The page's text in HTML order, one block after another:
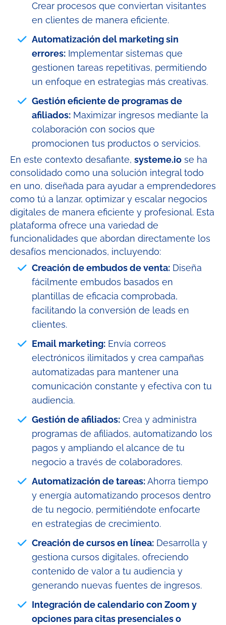
Crear procesos que conviertan visitantes
en clientes de manera eficiente.​
Automatización del marketing sin
errores: Implementar sistemas que
gestionen tareas repetitivas, permitiendo
un enfoque en estrategias más creativas.​
Gestión eficiente de programas de
afiliados: Maximizar ingresos mediante la
colaboración con socios que
promocionen tus productos o servicios.
En este contexto desafiante, systeme.io se ha
consolidado como una solución integral todo
en uno, diseñada para ayudar a emprendedores
como tú a lanzar, optimizar y escalar negocios
digitales de manera eficiente y profesional. Esta
plataforma ofrece una variedad de
funcionalidades que abordan directamente los
desafíos mencionados, incluyendo:
Creación de embudos de venta: Diseña
fácilmente embudos basados en
plantillas de eficacia comprobada,
facilitando la conversión de leads en
clientes.
Email marketing: Envía correos
electrónicos ilimitados y crea campañas
automatizadas para mantener una
comunicación constante y efectiva con tu
audiencia.
Gestión de afiliados: Crea y administra
programas de afiliados, automatizando los
pagos y ampliando el alcance de tu
negocio a través de colaboradores.
Automatización de tareas:Ahorra tiempo
y energía automatizando procesos dentro
de tu negocio, permitiéndote enfocarte
en estrategias de crecimiento.
Creación de cursos en línea: Desarrolla y
gestiona cursos digitales, ofreciendo
contenido de valor a tu audiencia y
generando nuevas fuentes de ingresos.
Integración de calendario con Zoom y
opciones para citas presenciales o